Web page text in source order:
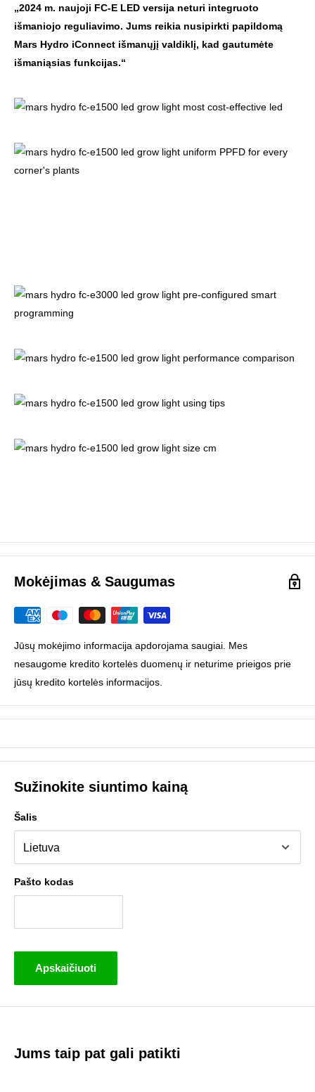
„2024 m. naujoji FC-E LED versija neturi integruoto
išmaniojo reguliavimo. Jums reikia nusipirkti papildomą
Mars Hydro iConnect išmanųjį valdiklį, kad gautumėte
išmaniąsias funkcijas.“
Mokėjimas & Saugumas
Jūsų mokėjimo informacija apdorojama saugiai. Mes
nesaugome kredito kortelės duomenų ir neturime prieigos prie
jūsų kredito kortelės informacijos.
Sužinokite siuntimo kainą
Šalis
Pašto kodas
Apskaičiuoti
Jums taip pat gali patikti